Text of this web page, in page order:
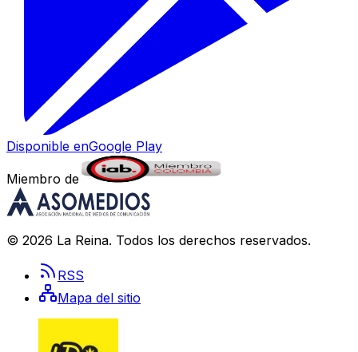
Disponible enGoogle Play
Miembro de
© 2026 La Reina. Todos los derechos reservados.
RSS
Mapa del sitio